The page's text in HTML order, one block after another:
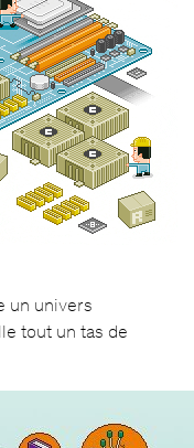
un univers
tout un tas de